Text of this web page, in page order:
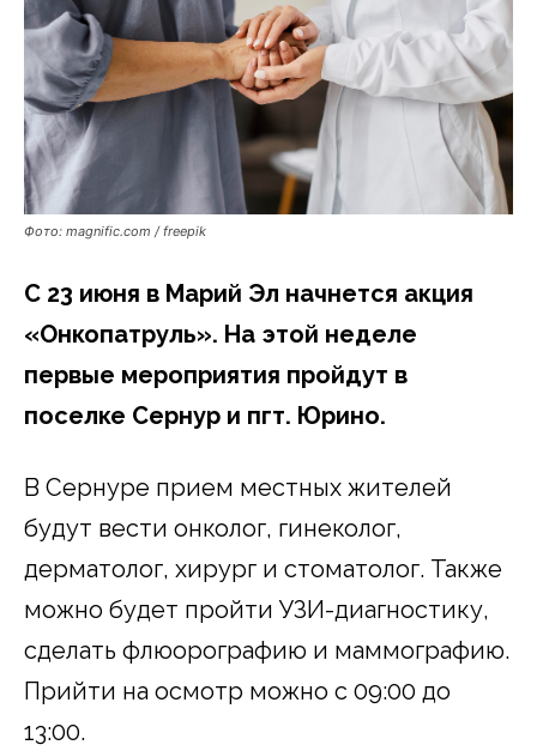
Фото: magnific.com / freepik
С 23 июня в Марий Эл начнется акция
«Онкопатруль». На этой неделе
первые мероприятия пройдут в
поселке Сернур и пгт. Юрино.
В Сернуре прием местных жителей
будут вести онколог, гинеколог,
дерматолог, хирург и стоматолог. Также
можно будет пройти УЗИ-диагностику,
сделать флюорографию и маммографию.
Прийти на осмотр можно с 09:00 до
13:00.